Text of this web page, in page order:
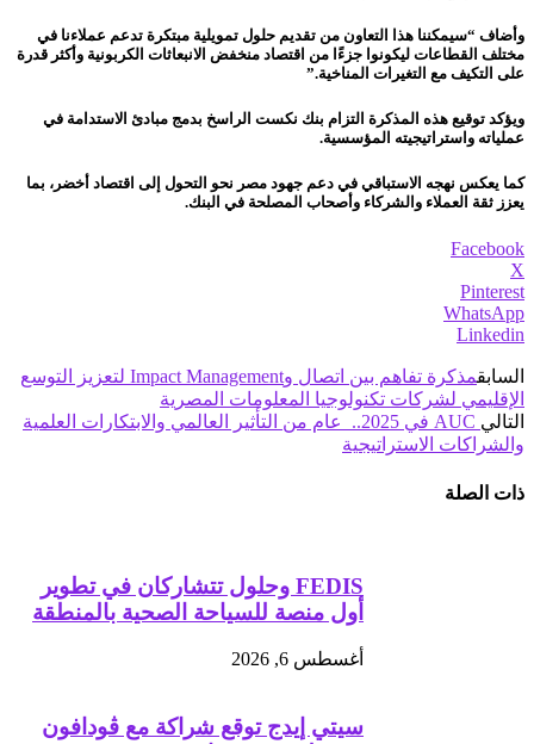
وأضاف “سيمكننا هذا التعاون من تقديم حلول تمويلية مبتكرة تدعم عملاءنا في
مختلف القطاعات ليكونوا جزءًا من اقتصاد منخفض الانبعاثات الكربونية وأكثر قدرة
على التكيف مع التغيرات المناخية.”
ويؤكد توقيع هذه المذكرة التزام بنك نكست الراسخ بدمج مبادئ الاستدامة في
عملياته واستراتيجيته المؤسسية.
كما يعكس نهجه الاستباقي في دعم جهود مصر نحو التحول إلى اقتصاد أخضر، بما
يعزز ثقة العملاء والشركاء وأصحاب المصلحة في البنك.
Facebook
X
Pinterest
WhatsApp
Linkedin
السابق
مذكرة تفاهم بين اتصال وImpact Management لتعزيز التوسع
الإقليمي لشركات تكنولوجيا المعلومات المصرية
التالي
AUC في 2025.. عام من التأثير العالمي والابتكارات العلمية
والشراكات الاستراتيجية
ذات الصلة
FEDIS وحلول تتشاركان في تطوير
أول منصة للسياحة الصحية بالمنطقة
أغسطس 6, 2026
سيتي إيدج توقع شراكة مع ڤودافون